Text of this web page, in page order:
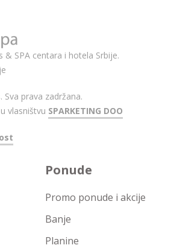
& SPA centara i hotela Srbije.
prava zadržana.
vlasništvu SPARKETING DOO
Ponude
Promo ponude i akcije
Banje
Planine